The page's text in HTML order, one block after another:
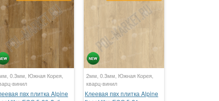
0.3мм, Южная Корея,
винил
пвх плитка Alpine
2мм, 0.3мм, Южная Корея,
кварц-винил
Клеевая пвх плитка Alpine